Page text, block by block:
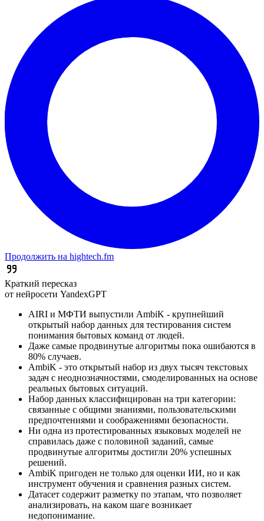
Продолжить на hightech.fm
Краткий пересказ
от нейросети YandexGPT
AIRI и МФТИ выпустили AmbiK - крупнейший
открытый набор данных для тестирования систем
понимания бытовых команд от людей.
Даже самые продвинутые алгоритмы пока ошибаются в
80% случаев.
AmbiK - это открытый набор из двух тысяч текстовых
задач с неоднозначностями, смоделированных на основе
реальных бытовых ситуаций.
Набор данных классифицирован на три категории:
связанные с общими знаниями, пользовательскими
предпочтениями и соображениями безопасности.
Ни одна из протестированных языковых моделей не
справилась даже с половиной заданий, самые
продвинутые алгоритмы достигли 20% успешных
решений.
AmbiK пригоден не только для оценки ИИ, но и как
инструмент обучения и сравнения разных систем.
Датасет содержит разметку по этапам, что позволяет
анализировать, на каком шаге возникает
недопонимание.